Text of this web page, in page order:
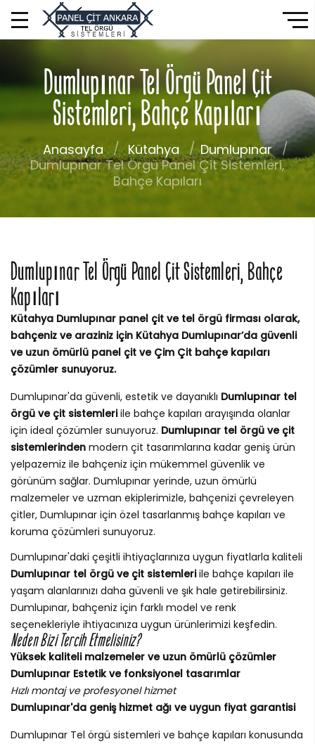
Dumlupınar Tel Örgü Panel Çit
Sistemleri, Bahçe Kapıları
Anasayfa Kütahya
Dumlupınar
Dumlupınar Tel Örgü Panel Çit Sistemleri,
Bahçe Kapıları
Dumlupınar Tel Örgü Panel Çit Sistemleri, Bahçe
Kapıları
Kütahya Dumlupınar panel çit ve tel örgü firması olarak,
bahçeniz ve araziniz için Kütahya Dumlupınar’da güvenli
ve uzun ömürlü panel çit ve Çim Çit bahçe kapıları
çözümler sunuyoruz.
Dumlupınar'da güvenli, estetik ve dayanıklı Dumlupınar tel
örgü ve çit sistemleriile bahçe kapıları arayışında olanlar
için ideal çözümler sunuyoruz. Dumlupınar tel örgü ve çit
sistemlerinden modern çit tasarımlarına kadar geniş ürün
yelpazemiz ile bahçeniz için mükemmel güvenlik ve
görünüm sağlar. Dumlupınar yerinde, uzun ömürlü
malzemeler ve uzman ekiplerimizle, bahçenizi çevreleyen
çitler, Dumlupınar için özel tasarlanmış bahçe kapıları ve
koruma çözümleri sunuyoruz.
Dumlupınar'daki çeşitli ihtiyaçlarınıza uygun fiyatlarla kaliteli
Dumlupınar tel örgü ve çit sistemleriile bahçe kapıları ile
yaşam alanlarınızı daha güvenli ve şık hale getirebilirsiniz.
Dumlupınar, bahçeniz için farklı model ve renk
seçenekleriyle ihtiyacınıza uygun ürünlerimizi keşfedin.
Neden Bizi Tercih Etmelisiniz?
Yüksek kaliteli malzemeler ve uzun ömürlü çözümler
Dumlupınar Estetik ve fonksiyonel tasarımlar
Hızlı montaj ve profesyonel hizmet
Dumlupınar'da geniş hizmet ağı ve uygun fiyat garantisi
Dumlupınar Tel örgü sistemleri ve bahçe kapıları konusunda